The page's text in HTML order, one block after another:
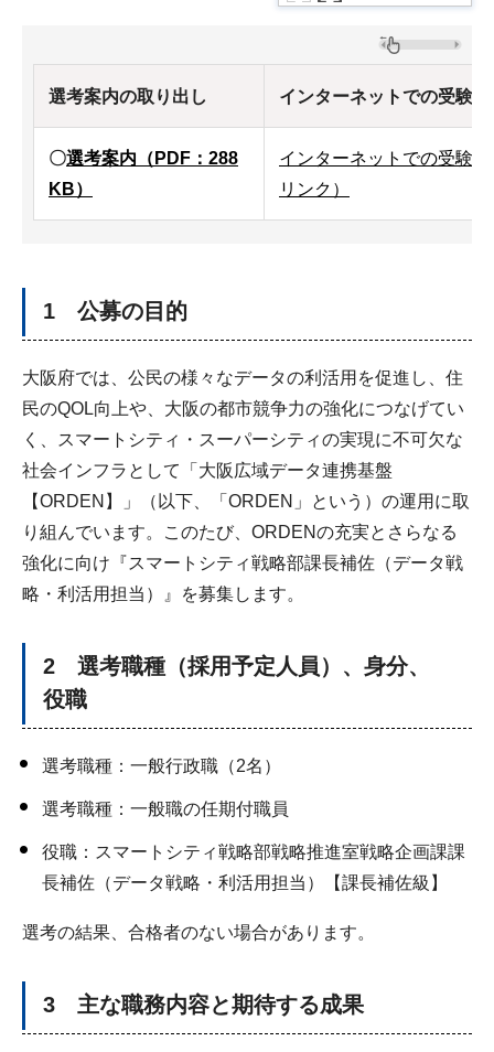
選考案内の取り出し インターネットでの受験
〇選考案内（PDF：288
KB）
インターネットでの受験
リンク）
1 公募の目的
大阪府では、公民の様々なデータの利活用を促進し、住
民のQOL向上や、大阪の都市競争力の強化につなげてい
く、スマートシティ・スーパーシティの実現に不可欠な
社会インフラとして「大阪広域データ連携基盤
【ORDEN】」（以下、「ORDEN」という）の運用に取
り組んでいます。このたび、ORDENの充実とさらなる
強化に向け『スマートシティ戦略部課長補佐（データ戦
略・利活用担当）』を募集します。
2 選考職種（採用予定人員）、身分、
役職
選考職種：一般行政職（2名）
選考職種：一般職の任期付職員
役職：スマートシティ戦略部戦略推進室戦略企画課課
長補佐（データ戦略・利活用担当）【課長補佐級】
選考の結果、合格者のない場合があります。
3 主な職務内容と期待する成果